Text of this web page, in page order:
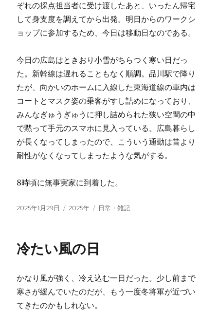
ぞれの採点担当者に受け渡したあと、いったん帰宅
して身支度を調えてから出発。明日からのワークシ
ョップに参加するため、今日は移動日なのである。
今日の広島はときおり小雪がちらつく寒い日だっ
た。新幹線は遅れることもなく順調。品川駅で降り
たが、向かいのホームに入線した東海道線の車内は
コートとマスク姿の乗客がすし詰めになっており、
みんなぎゅうぎゅうに押し詰められた狭い空間の中
で黙って手元のスマホに見入っている。広島暮らし
が長くなってしまったので、こういう通勤は昔より
耐性がなくなってしまったような気がする。
8時頃に無事実家に到着した。
投
2025年1月29日
カ
ー
2025年
タ
日常・雑記
冷たい風の日
かなり風が強く、冷え込む一日だった。少し前まで
寒さが緩んでいたのだが、もう一度冬将軍が近づい
てきたのかもしれない。